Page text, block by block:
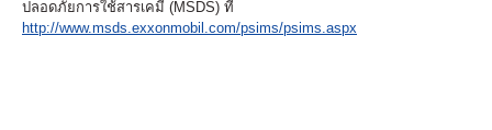
ปลอดภัยการใช้สารเคมี (MSDS) ที่
http://www.msds.exxonmobil.com/psims/psims.aspx